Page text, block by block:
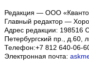
Редакция — ООО
Главный редактор —
Адрес редакции: 198516
Петербургский пр., д.60,
Телефон:+7 812 640-06-
Электронная почта: